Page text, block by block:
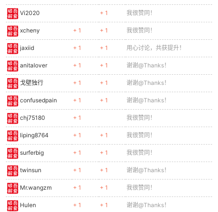
Vi2020 + 1 我很赞同！
xcheny + 1 + 1 我很赞同！
jaxiid + 1 + 1 用心讨论，共获提升！
anitalover + 1 + 1 谢谢@Thanks！
戈壁独行 + 1 + 1 谢谢@Thanks！
confusedpain + 1 + 1 谢谢@Thanks！
chj75180 + 1 我很赞同！
liping8764 + 1 + 1 我很赞同！
surferbig + 1 + 1 我很赞同！
twinsun + 1 + 1 谢谢@Thanks！
Mr.wangzm + 1 + 1 我很赞同！
Hulen + 1 + 1 谢谢@Thanks！